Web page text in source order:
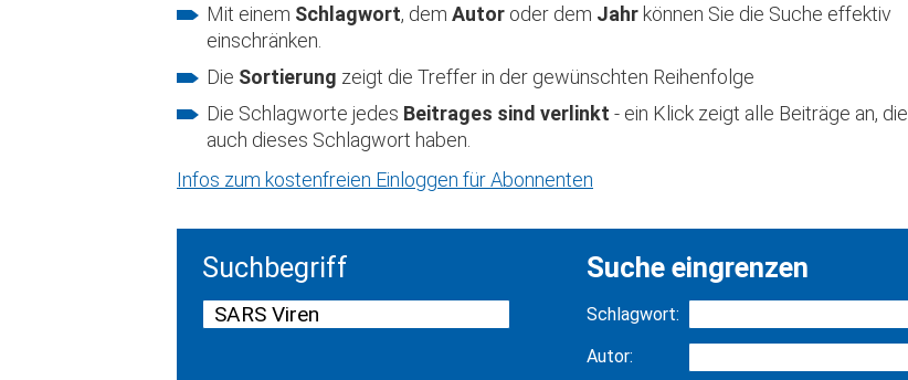
Mit einem Schlagwort, dem Autor oder dem Jahr können Sie die Suche effektiv
einschränken.
Die Sortierung zeigt die Treffer in der gewünschten Reihenfolge
Die Schlagworte jedes Beitrages sind verlinkt - ein Klick zeigt alle Beiträge an, die
auch dieses Schlagwort haben.
Infos zum kostenfreien Einloggen für Abonnenten
Suchbegriff Suche eingrenzen
Schlagwort:
Autor: